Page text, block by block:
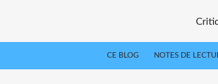
CE BLOG NOTES DE